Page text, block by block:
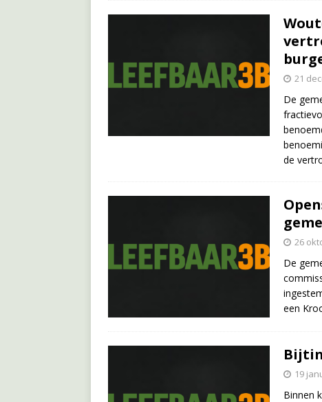
21
De
de
26
De
een
19
Binnen